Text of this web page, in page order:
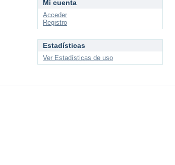
Mi cuenta
Acceder
Registro
Estadísticas
Ver Estadísticas de uso